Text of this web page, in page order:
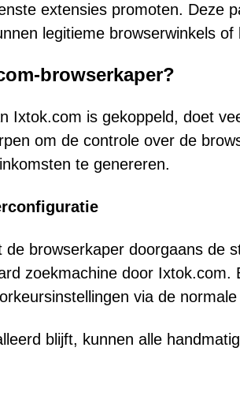
extensies promoten. Deze
legitieme browserwinkels
browserkaper?
Ixtok.com is gekoppeld, doet
om de controle over de
te genereren.
de browserkaper doorgaans de
zoekmachine door Ixtok.com.
via de
blijft, kunnen alle